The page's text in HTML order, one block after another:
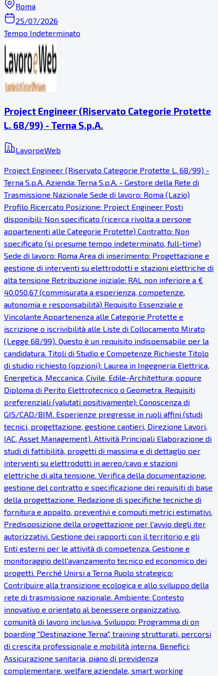
Roma
25/07/2026
Tempo Indeterminato
Project Engineer (Riservato Categorie Protette
L. 68/99) - Terna S.p.A.
LavoroeWeb
Project Engineer (Riservato Categorie Protette L. 68/99) -
Terna S.p.A. Azienda: Terna S.p.A. - Gestore della Rete di
Trasmissione Nazionale Sede di lavoro: Roma (Lazio)
Profilo Ricercato Posizione: Project Engineer Posti
disponibili: Non specificato (ricerca rivolta a persone
appartenenti alle Categorie Protette) Contratto: Non
specificato (si presume tempo indeterminato, full-time)
Sede di lavoro: Roma Area di inserimento: Progettazione e
gestione di interventi su elettrodotti e stazioni elettriche di
alta tensione Retribuzione iniziale: RAL non inferiore a €
40.050,67 (commisurata a esperienza, competenze,
autonomia e responsabilità) Requisito Essenziale e
Vincolante Appartenenza alle Categorie Protette e
iscrizione o iscrivibilità alle Liste di Collocamento Mirato
(Legge 68/99). Questo è un requisito indispensabile per la
candidatura. Titoli di Studio e Competenze Richieste Titolo
di studio richiesto (opzioni): Laurea in Ingegneria Elettrica,
Energetica, Meccanica, Civile, Edile-Architettura; oppure
Diploma di Perito Elettrotecnico o Geometra. Requisiti
preferenziali (valutati positivamente): Conoscenza di
GIS/CAD/BIM. Esperienze pregresse in ruoli affini (studi
tecnici, progettazione, gestione cantieri, Direzione Lavori,
IAC, Asset Management). Attività Principali Elaborazione di
studi di fattibilità, progetti di massima e di dettaglio per
interventi su elettrodotti in aereo/cavo e stazioni
elettriche di alta tensione. Verifica della documentazione,
gestione del contratto e specificazione dei requisiti di base
della progettazione. Redazione di specifiche tecniche di
fornitura e appalto, preventivi e computi metrici estimativi.
Predisposizione della progettazione per l'avvio degli iter
autorizzativi. Gestione dei rapporti con il territorio e gli
Enti esterni per le attività di competenza. Gestione e
monitoraggio dell'avanzamento tecnico ed economico dei
progetti. Perché Unirsi a Terna Ruolo strategico:
Contribuire alla transizione ecologica e allo sviluppo della
rete di trasmissione nazionale. Ambiente: Contesto
innovativo e orientato al benessere organizzativo,
comunità di lavoro inclusiva. Sviluppo: Programma di on
boarding "Destinazione Terna", training strutturati, percorsi
di crescita professionale e mobilità interna. Benefici:
Assicurazione sanitaria, piano di previdenza
complementare, welfare aziendale, smart working